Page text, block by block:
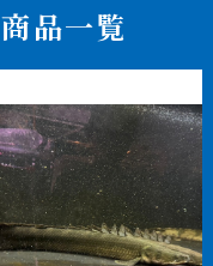
商品一覧